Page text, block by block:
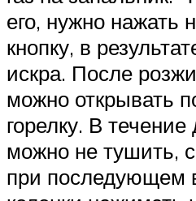
его, нужно нажать
кнопку, в
искра. После
можно открывать
горелку. В
можно не тушить,
при последующем